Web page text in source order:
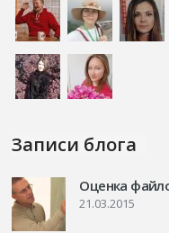
Записи блога
Оценка
21.03.2015